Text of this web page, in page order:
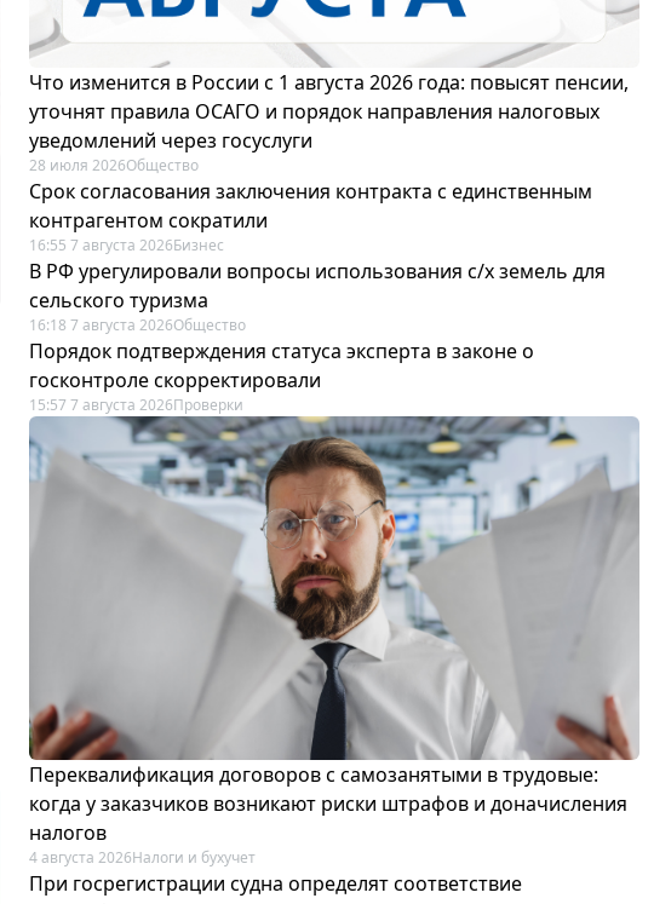
Что изменится в России с 1 августа 2026 года: повысят пенсии,
уточнят правила ОСАГО и порядок направления налоговых
уведомлений через госуслуги
28 июля 2026Общество
Срок согласования заключения контракта с единственным
контрагентом сократили
16:55 7 августа 2026Бизнес
В РФ урегулировали вопросы использования с/х земель для
сельского туризма
16:18 7 августа 2026Общество
Порядок подтверждения статуса эксперта в законе о
госконтроле скорректировали
15:57 7 августа 2026Проверки
Переквалификация договоров с самозанятыми в трудовые:
когда у заказчиков возникают риски штрафов и доначисления
налогов
4 августа 2026Налоги и бухучет
При госрегистрации судна определят соответствие